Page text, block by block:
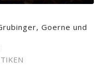
Goerne und